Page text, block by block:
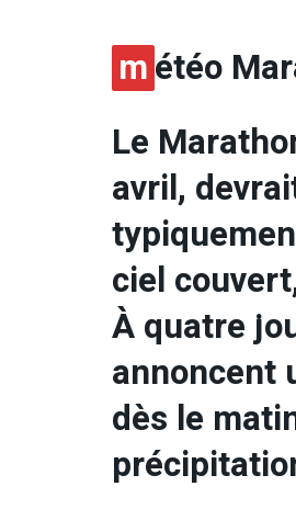
météo
Le
avril,
ciel
À quatre
annoncent
dès le